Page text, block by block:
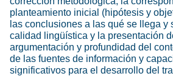
planteamiento inicial (hipótesis y
las conclusiones a las qué se llega y
calidad lingüística y la presentación
argumentación y profundidad del
de las fuentes de información y
significativos para el desarrollo del